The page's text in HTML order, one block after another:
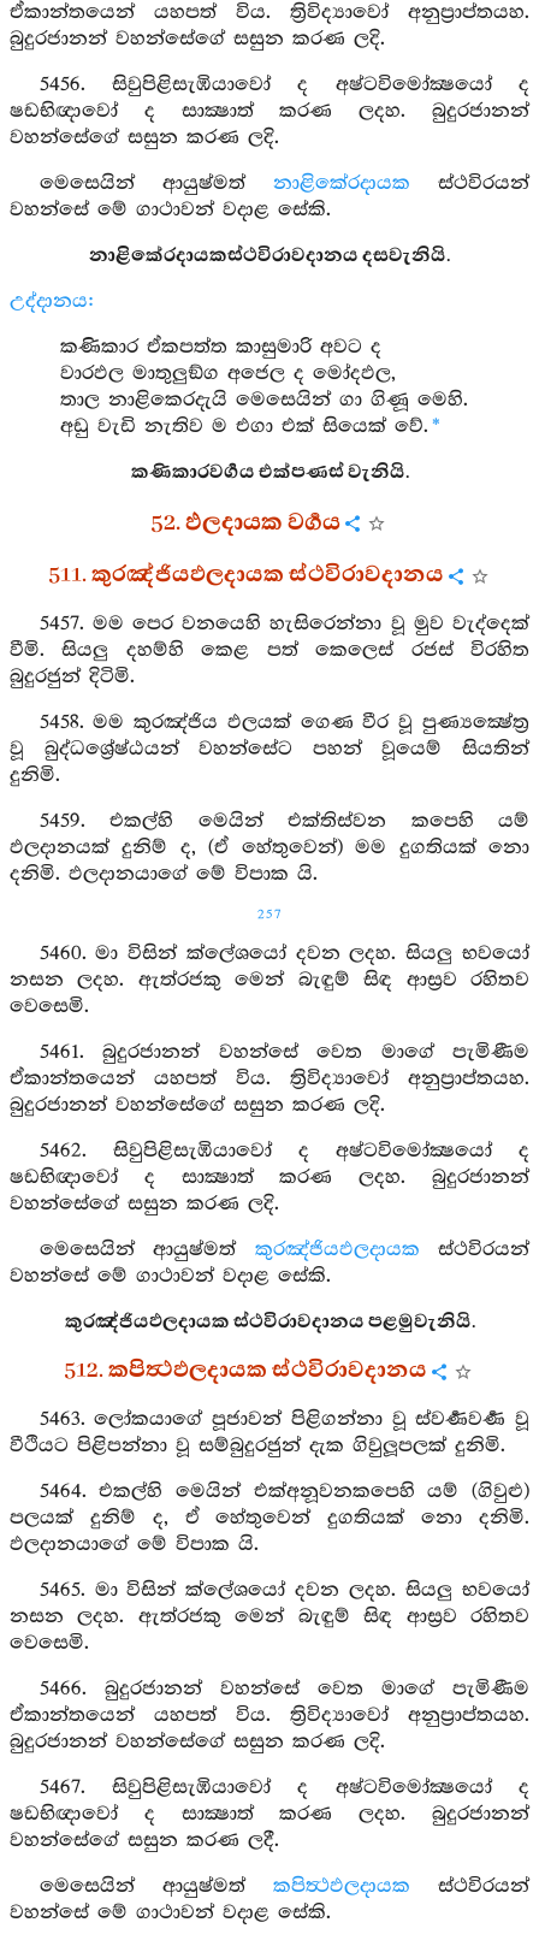
ඒකාන්තයෙන් යහපත් විය. ත්‍රිවිද්‍යාවෝ අනුප්‍රාප්තයහ.
බුදුරජානන් වහන්සේගේ සසුන කරණ ලදි.
5456. සිවුපිළිසැඹියාවෝ ද අෂ්ටවිමෝක්‍ෂයෝ ද
ෂඩභිඥාවෝ ද සාක්‍ෂාත් කරණ ලදහ. බුදුරජානන්
වහන්සේගේ සසුන කරණ ලදි.
මෙසෙයින් ආයුෂ්මත් නාළිකේරදායක ස්ථවිරයන්
වහන්සේ මේ ගාථාවන් වදාළ සේකි.
නාළිකේරදායකස්ථවිරාවදානය දසවැනියි.
උද්දානය:
කණිකාර ඒකපත්ත කාසුමාරි අවට ද
වාරඵල මාතුලුඞ්ග අජෙල ද මෝදඵල,
තාල නාළිකෙරදැයි මෙසෙයින් ගා ගිණූ මෙහි.
අඩු වැඩි නැතිව ම එගා එක් සියෙක් වේ. *
කණිකාරවර්‍ගය එක්පණස් වැනියි.
52. ඵලදායක වර්‍ගය
511. කුරඤ්ජියඵලදායක ස්ථවිරාවදානය
5457. මම පෙර වනයෙහි හැසිරෙන්නා වූ මුව වැද්දෙක්
වීමි. සියලු දහම්හි කෙළ පත් කෙලෙස් රජස් විරහිත
බුදුරජුන් දිටිමි.
5458. මම කුරඤ්ජිය ඵලයක් ගෙණ වීර වූ පුණ්‍යක්‍ෂේත්‍ර
වූ බුද්ධශ්‍රේෂ්ඨයන් වහන්සේට පහන් වූයෙම් සියතින්
දුනිමි.
5459. එකල්හි මෙයින් එක්තිස්වන කපෙහි යම්
ඵලදානයක් දුනිම් ද, (ඒ හේතුවෙන්) මම දුගතියක් නො
දනිමි. ඵලදානයාගේ මේ විපාක යි.
257
5460. මා විසින් ක්ලේශයෝ දවන ලදහ. සියලු භවයෝ
නසන ලදහ. ඇත්රජකු මෙන් බැඳුම් සිඳ ආස්‍රව රහිතව
වෙසෙමි.
5461. බුදුරජානන් වහන්සේ වෙත මාගේ පැමිණීම
ඒකාන්තයෙන් යහපත් විය. ත්‍රිවිද්‍යාවෝ අනුප්‍රාප්තයහ.
බුදුරජානන් වහන්සේගේ සසුන කරණ ලදි.
5462. සිවුපිළිසැඹියාවෝ ද අෂ්ටවිමෝක්‍ෂයෝ ද
ෂඩභිඥාවෝ ද සාක්‍ෂාත් කරණ ලදහ. බුදුරජානන්
වහන්සේගේ සසුන කරණ ලදි.
මෙසෙයින් ආයුෂ්මත් කුරඤ්ජියඵලදායක ස්ථවිරයන්
වහන්සේ මේ ගාථාවන් වදාළ සේකි.
කුරඤ්ජියඵලදායක ස්ථවිරාවදානය පළමුවැනියි.
512. කපිත්‍ථඵලදායක ස්ථවිරාවදානය
5463. ලෝකයාගේ පූජාවන් පිළිගන්නා වූ ස්වර්‍ණවර්‍ණ වූ
වීථියට පිළිපන්නා වූ සම්බුදුරජුන් දැක ගිවුලූපලක් දුනිමි.
5464. එකල්හි මෙයින් එක්අනූවනකපෙහි යම් (ගිවුළු)
පලයක් දුනිම් ද, ඒ හේතුවෙන් දුගතියක් නො දනිමි.
ඵලදානයාගේ මේ විපාක යි.
5465. මා විසින් ක්ලේශයෝ දවන ලදහ. සියලු භවයෝ
නසන ලදහ. ඇත්රජකු මෙන් බැඳුම් සිඳ ආස්‍රව රහිතව
වෙසෙමි.
5466. බුදුරජානන් වහන්සේ වෙත මාගේ පැමිණීම
ඒකාන්තයෙන් යහපත් විය. ත්‍රිවිද්‍යාවෝ අනුප්‍රාප්තයහ.
බුදුරජානන් වහන්සේගේ සසුන කරණ ලදි.
5467. සිවුපිළිසැඹියාවෝ ද අෂ්ටවිමෝක්‍ෂයෝ ද
ෂඩභිඥාවෝ ද සාක්‍ෂාත් කරණ ලදහ. බුදුරජානන්
වහන්සේගේ සසුන කරණ ලදී.
මෙසෙයින් ආයුෂ්මත් කපිත්‍ථඵලදායක ස්ථවිරයන්
වහන්සේ මේ ගාථාවන් වදාළ සේකි.